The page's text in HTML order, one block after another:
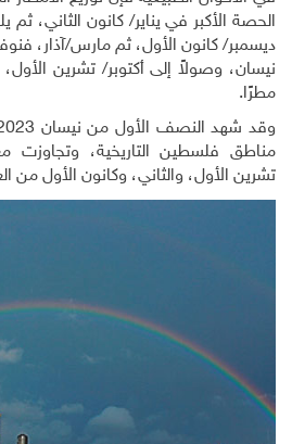
الحصة الأكبر في يناير/ كانون الثاني، ثم
ديسمبر/ كانون الأول، ثم مارس/آذار،
نيسان، وصولاً إلى أكتوبر/ تشرين الأول،
مطرًا.
مناطق فلسطين التاريخية، وتجاوزت
تشرين الأول، والثاني، وكانون الأول من